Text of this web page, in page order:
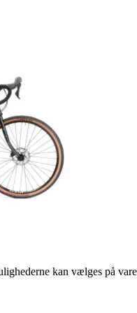
kan vælges på